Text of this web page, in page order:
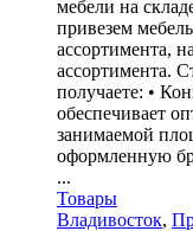
мебели на
привезем
ассортимента,
ассортимента.
получаете: •
обеспечивает
занимаемой
оформленную
...
Товары
Владивосток,